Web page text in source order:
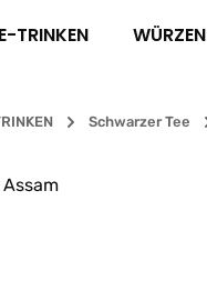
TRINKEN WÜRZEN
Schwarzer Tee